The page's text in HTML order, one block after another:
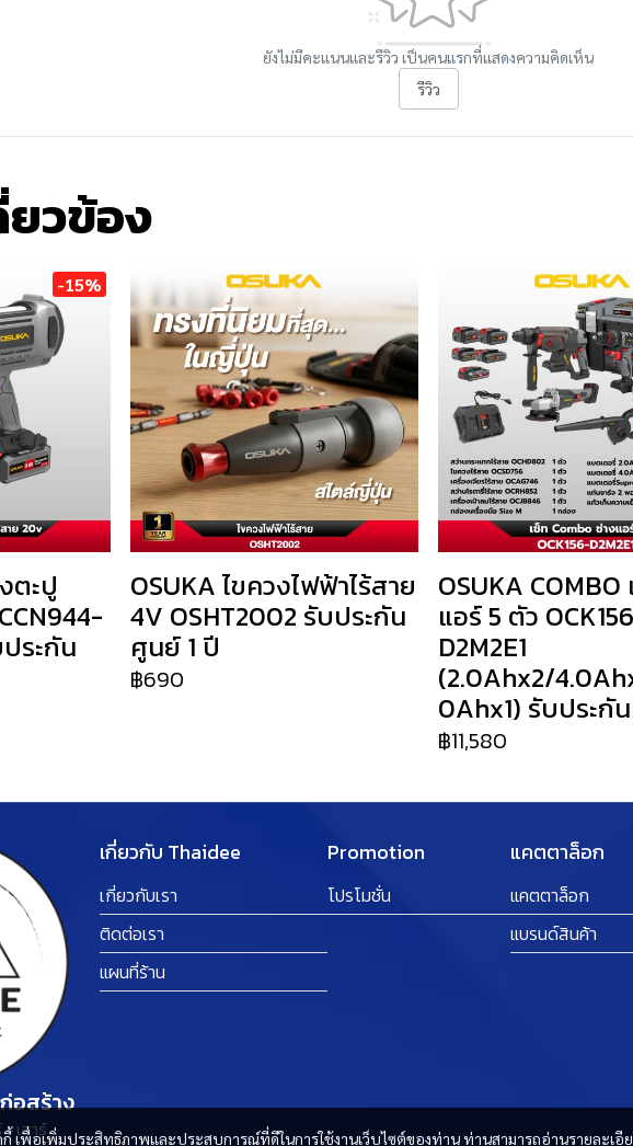
ยังไม่มีคะแนนและรีวิว เป็นคนแรกที่แสดงความคิดเห็น
รีวิว
วข้อง
-15%
ตะปู
ระกัน
OSUKA ไขควงไฟฟ้าไร้สาย
4V OSHT2002 รับประกัน
ศูนย์ 1 ปี
฿690
OSUKA COMBO
แอร์ 5 ตัว
D2M2E1
(2.0Ahx2/
0Ahx1) รับประกั
฿11,580
กี้ เพื่อเพิ่มประสิทธิภาพและประสบการณ์ที่ดีในการใช้งานเว็บไซต์ของท่าน ท่านสามารถอ่านรายละเอี
อสร้าง
เสาร์
เกี่ยวกับ Thaidee
เกี่ยวกับเรา
ติดต่อเรา
แผนที่ร้าน
Promotion
โปรโมชั่น
แคตตาล็อก
แคตตาล็อก
แบรนด์สินค้า